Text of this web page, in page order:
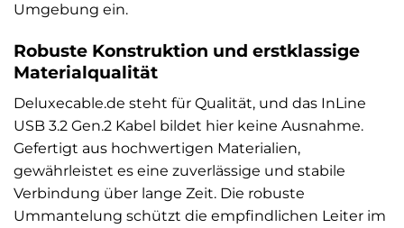
Umgebung ein.
Robuste Konstruktion und erstklassige
Materialqualität
Deluxecable.de steht für Qualität, und das InLine
USB 3.2 Gen.2 Kabel bildet hier keine Ausnahme.
Gefertigt aus hochwertigen Materialien,
gewährleistet es eine zuverlässige und stabile
Verbindung über lange Zeit. Die robuste
Ummantelung schützt die empfindlichen Leiter im